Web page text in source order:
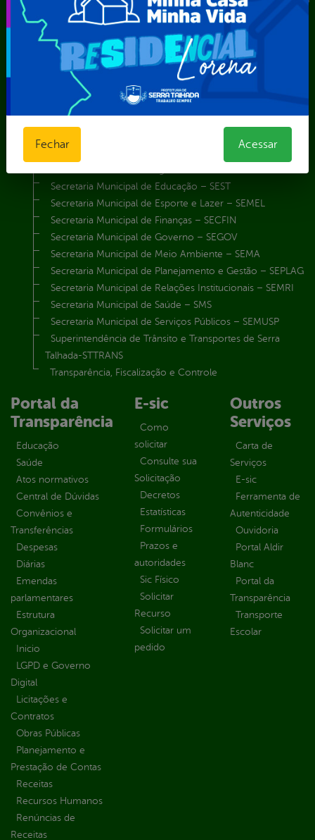
Município de Serra Talhada-IPPS
Obras e Infraestrutura
Procuradoria Geral do Município
Secretaria de Comunicação Social e Audiovisual
Secretaria de Desenvolvimento Econômico e Turismo
Secretaria de Iluminação Pública e Energia Elétrica
Secretaria Municipal da Mulher – SEMU
Secretaria Municipal de Educação – SEST
Secretaria Municipal de Esporte e Lazer – SEMEL
Secretaria Municipal de Finanças – SECFIN
Secretaria Municipal de Governo – SEGOV
Secretaria Municipal de Meio Ambiente – SEMA
Secretaria Municipal de Planejamento e Gestão – SEPLAG
Secretaria Municipal de Relações Institucionais – SEMRI
Secretaria Municipal de Saúde – SMS
Secretaria Municipal de Serviços Públicos – SEMUSP
Superintendência de Trânsito e Transportes de Serra
Talhada-STTRANS
Transparência, Fiscalização e Controle
Portal da
Transparência
Educação
Saúde
Atos normativos
Central de Dúvidas
Convênios e
Transferências
Despesas
Diárias
Emendas
parlamentares
Estrutura
Organizacional
Inicio
LGPD e Governo
Digital
Licitações e
Contratos
Obras Públicas
Planejamento e
Prestação de Contas
Receitas
Recursos Humanos
Renúncias de
Receitas
E-sic
Como
solicitar
Consulte sua
Solicitação
Decretos
Estatísticas
Formulários
Prazos e
autoridades
Sic Físico
Solicitar
Recurso
Solicitar um
pedido
Outros
Serviços
Carta de
Serviços
E-sic
Ferramenta de
Autenticidade
Ouvidoria
Portal Aldir
Blanc
Portal da
Transparência
Transporte
Escolar
Fechar Acessar